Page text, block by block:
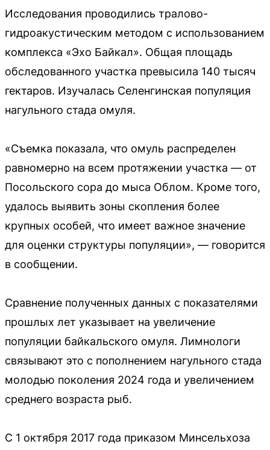
Исследования проводились тралово-
гидроакустическим методом с использованием
комплекса «Эхо Байкал». Общая площадь
обследованного участка превысила 140 тысяч
гектаров. Изучалась Селенгинская популяция
нагульного стада омуля.
«Съемка показала, что омуль распределен
равномерно на всем протяжении участка — от
Посольского сора до мыса Облом. Кроме того,
удалось выявить зоны скопления более
крупных особей, что имеет важное значение
для оценки структуры популяции», — говорится
в сообщении.
Сравнение полученных данных с показателями
прошлых лет указывает на увеличение
популяции байкальского омуля. Лимнологи
связывают это с пополнением нагульного стада
молодью поколения 2024 года и увеличением
среднего возраста рыб.
С 1 октября 2017 года приказом Минсельхоза